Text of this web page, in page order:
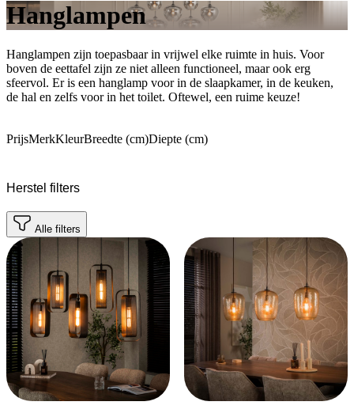
Hanglampen
Hanglampen zijn toepasbaar in vrijwel elke ruimte in huis. Voor
boven de eettafel zijn ze niet alleen functioneel, maar ook erg
sfeervol. Er is een hanglamp voor in de slaapkamer, in de keuken,
de hal en zelfs voor in het toilet. Oftewel, een ruime keuze!
PrijsMerkKleurBreedte (cm)Diepte (cm)
Herstel filters
Alle filters